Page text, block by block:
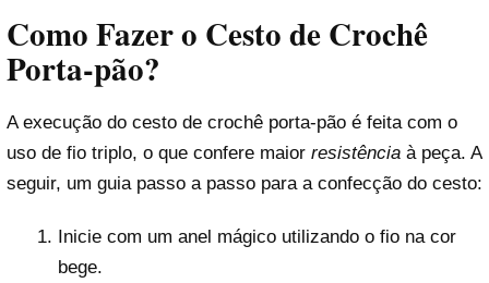
Como Fazer o Cesto de Crochê
Porta-pão?
A execução do cesto de crochê porta-pão é feita com o
uso de fio triplo, o que confere maior resistência à peça. A
seguir, um guia passo a passo para a confecção do cesto:
Inicie com um anel mágico utilizando o fio na cor
bege.